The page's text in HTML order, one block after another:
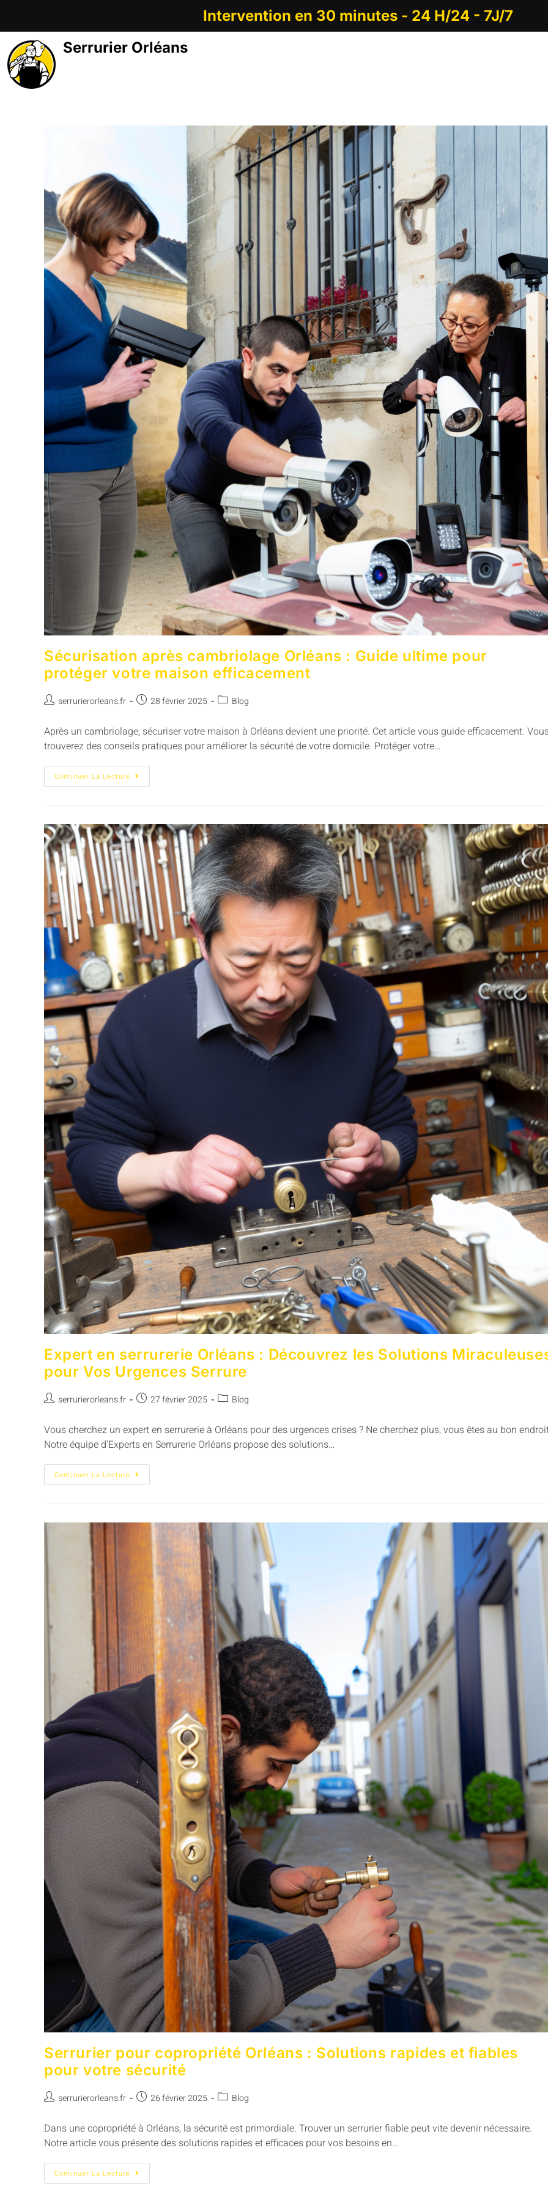
Intervention en 30 minutes - 24 H/24 - 7J/7
Serrurier Orléans
Sécurisation après cambriolage Orléans : Guide ultime pour
protéger votre maison efficacement
serrurierorleans.fr 28 février 2025 Blog
Après un cambriolage, sécuriser votre maison à Orléans devient une priorité. Cet article vous guide efficacement.
trouverez des conseils pratiques pour améliorer la sécurité de votre domicile. Protéger votre…
Continuer La Lecture
Expert en serrurerie Orléans : Découvrez les Solutions
pour Vos Urgences Serrure
serrurierorleans.fr 27 février 2025 Blog
Vous cherchez un expert en serrurerie à Orléans pour des urgences crises ? Ne cherchez plus, vous êtes au bon
Notre équipe d'Experts en Serrurerie Orléans propose des solutions…
Continuer La Lecture
Serrurier pour copropriété Orléans : Solutions rapides et fiables
pour votre sécurité
serrurierorleans.fr 26 février 2025 Blog
Dans une copropriété à Orléans, la sécurité est primordiale. Trouver un serrurier fiable peut vite devenir nécessaire.
Notre article vous présente des solutions rapides et efficaces pour vos besoins en…
Continuer La Lecture